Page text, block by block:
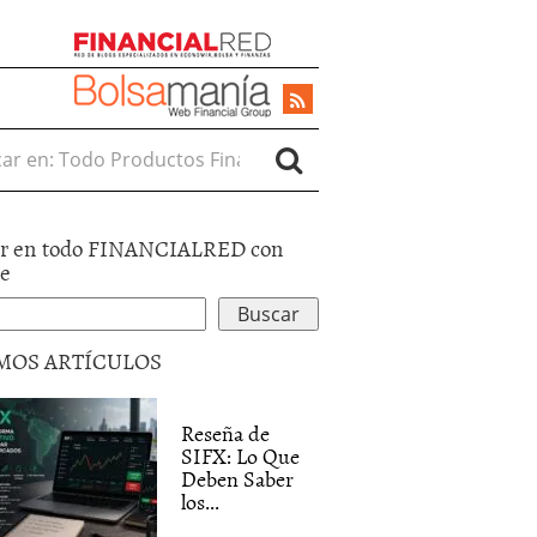
en:
en todo FINANCIALRED con
ARTÍCULOS
Reseña de
SIFX: Lo Que
Deben Saber
los...